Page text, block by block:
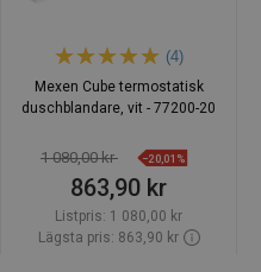
(4)
Mexen Cube termostatisk
duschblandare, vit - 77200-20
1 080,00 kr −20,01%
863,90 kr
Listpris: 1 080,00 kr
Lägsta pris: 863,90 kr